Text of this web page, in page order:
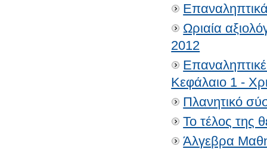
Ωριαία
2012
Κεφάλαιο 1 -
Πλανητικό
Το τέλος της
Άλγεβρα